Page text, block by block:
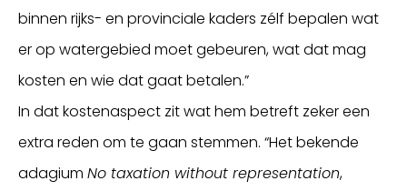
binnen rijks- en provinciale kaders zélf bepalen wat
er op watergebied moet gebeuren, wat dat mag
kosten en wie dat gaat betalen.”
In dat kostenaspect zit wat hem betreft zeker een
extra reden om te gaan stemmen. “Het bekende
adagium No taxation without representation,